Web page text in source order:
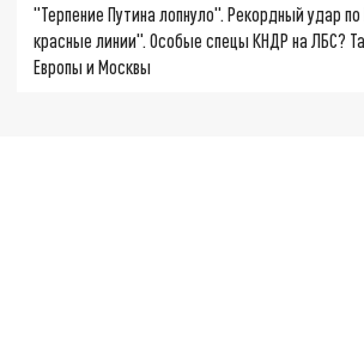
"Терпение Путина лопнуло". Рекордный удар
красные линии". Особые спецы КНДР на ЛБС?
Европы и Москвы